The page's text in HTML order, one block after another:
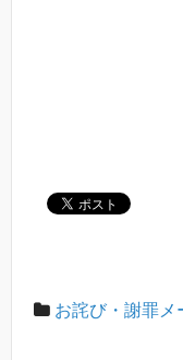
お詫び・謝罪メ